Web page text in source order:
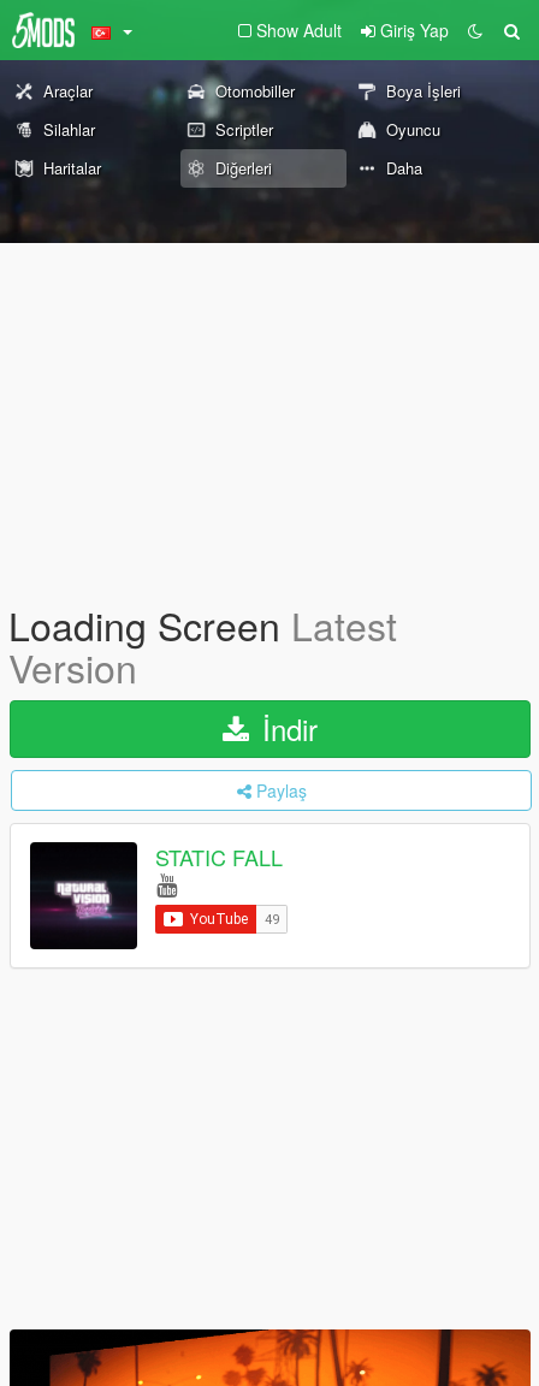
Show Adult Giriş Yap
Araçlar Otomobiller
Boya İşleri
Silahlar
Scriptler
Oyuncu
Haritalar
Diğerleri Daha
Loading Screen Latest
Version
İndir
Paylaş
STATIC FALL